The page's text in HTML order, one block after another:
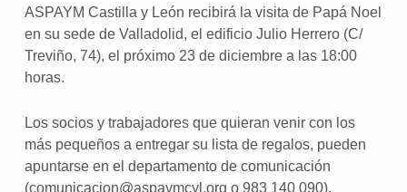
ASPAYM Castilla y León recibirá la visita de Papá Noel
en su sede de Valladolid, el edificio Julio Herrero (C/
Treviño, 74), el próximo 23 de diciembre a las 18:00
horas.
Los socios y trabajadores que quieran venir con los
más pequeños a entregar su lista de regalos, pueden
apuntarse en el departamento de comunicación
(comunicacion@aspaymcyl.org o 983 140 090).